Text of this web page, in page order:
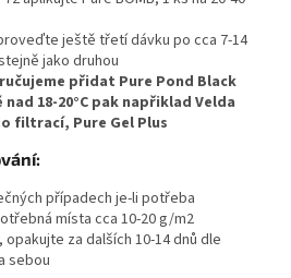
ještě třetí dávku po cca 7-14
jako druhou
přidat Pure Pond Black
18-20°C pak napřiklad Velda
filtrací, Pure Gel Plus
případech je-li potřeba
místa cca 10-20 g/m2
za dalších 10-14 dnů dle
sebou